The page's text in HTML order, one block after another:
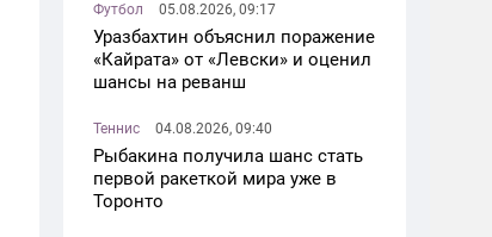
Футбол 05.08.2026, 09:17
Уразбахтин объяснил поражение
«Кайрата» от «Левски» и оценил
шансы на реванш
Теннис 04.08.2026, 09:40
Рыбакина получила шанс стать
первой ракеткой мира уже в
Торонто